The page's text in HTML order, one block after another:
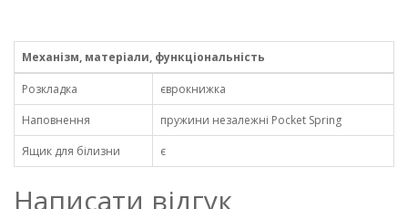
Механізм, матеріали, функціональність
Розкладка
єврокнижка
Наповнення
пружини незалежні Pocket Spring
Ящик для білизни
є
Написати відгук